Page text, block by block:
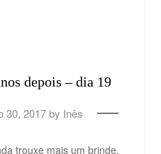
depois – dia 19
30, 2017 by Inês
trouxe mais um brinde,